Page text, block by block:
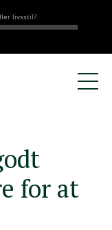
for at